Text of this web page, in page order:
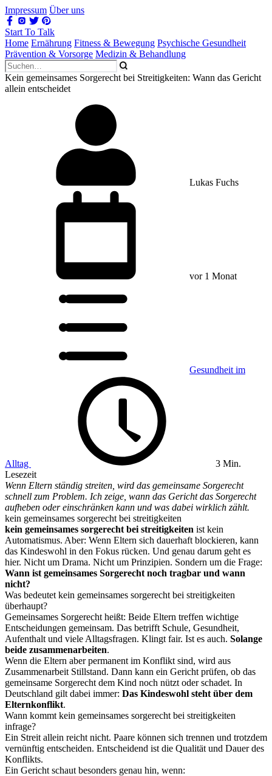
Impressum Über uns
Start To Talk
Home Ernährung Fitness & Bewegung Psychische Gesundheit
Prävention & Vorsorge Medizin & Behandlung
Kein gemeinsames Sorgerecht bei Streitigkeiten: Wann das Gericht
allein entscheidet
Lukas Fuchs
vor 1 Monat
Gesundheit im
Alltag
3 Min.
Lesezeit
Wenn Eltern ständig streiten, wird das gemeinsame Sorgerecht
schnell zum Problem. Ich zeige, wann das Gericht das Sorgerecht
aufheben oder einschränken kann und was dabei wirklich zählt.
kein gemeinsames sorgerecht bei streitigkeiten
kein gemeinsames sorgerecht bei streitigkeiten ist kein
Automatismus. Aber: Wenn Eltern sich dauerhaft blockieren, kann
das Kindeswohl in den Fokus rücken. Und genau darum geht es
hier. Nicht um Drama. Nicht um Prinzipien. Sondern um die Frage:
Wann ist gemeinsames Sorgerecht noch tragbar und wann
nicht?
Was bedeutet kein gemeinsames sorgerecht bei streitigkeiten
überhaupt?
Gemeinsames Sorgerecht heißt: Beide Eltern treffen wichtige
Entscheidungen gemeinsam. Das betrifft Schule, Gesundheit,
Aufenthalt und viele Alltagsfragen. Klingt fair. Ist es auch. Solange
beide zusammenarbeiten.
Wenn die Eltern aber permanent im Konflikt sind, wird aus
Zusammenarbeit Stillstand. Dann kann ein Gericht prüfen, ob das
gemeinsame Sorgerecht dem Kind noch nützt oder schadet. In
Deutschland gilt dabei immer: Das Kindeswohl steht über dem
Elternkonflikt.
Wann kommt kein gemeinsames sorgerecht bei streitigkeiten
infrage?
Ein Streit allein reicht nicht. Paare können sich trennen und trotzdem
vernünftig entscheiden. Entscheidend ist die Qualität und Dauer des
Konflikts.
Ein Gericht schaut besonders genau hin, wenn: